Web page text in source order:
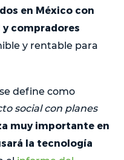
en México con
compradores
y rentable para
define como
social con planes
muy importante en
la tecnología